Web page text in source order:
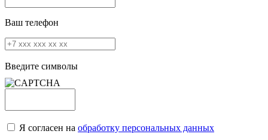
Ваш телефон
Введите символы
Я согласен на обработку персональных данных